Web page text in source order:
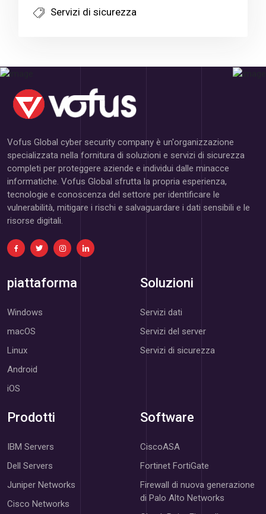
Servizi di sicurezza
Vofus Global cyber security company è un'organizzazione
specializzata nella fornitura di soluzioni e servizi di sicurezza
completi per proteggere aziende e individui dalle minacce
informatiche. Vofus Global sfrutta la propria esperienza,
tecnologie e conoscenza del settore per identificare le
vulnerabilità, mitigare i rischi e salvaguardare i dati sensibili e le
risorse digitali.
piattaforma
Windows
macOS
Linux
Android
iOS
Soluzioni
Servizi dati
Servizi del server
Servizi di sicurezza
Prodotti
IBM Servers
Dell Servers
Juniper Networks
Cisco Networks
Software
CiscoASA
Fortinet FortiGate
Firewall di nuova generazione
di Palo Alto Networks